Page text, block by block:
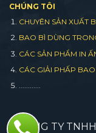
CHÚNG TÔI
CHUYÊN SẢN XUẤT
BAO BÌ DÙNG
CÁC SẢN PHẨM IN
CÁC GIẢI PHẤP BAO
............
CÔNG TY